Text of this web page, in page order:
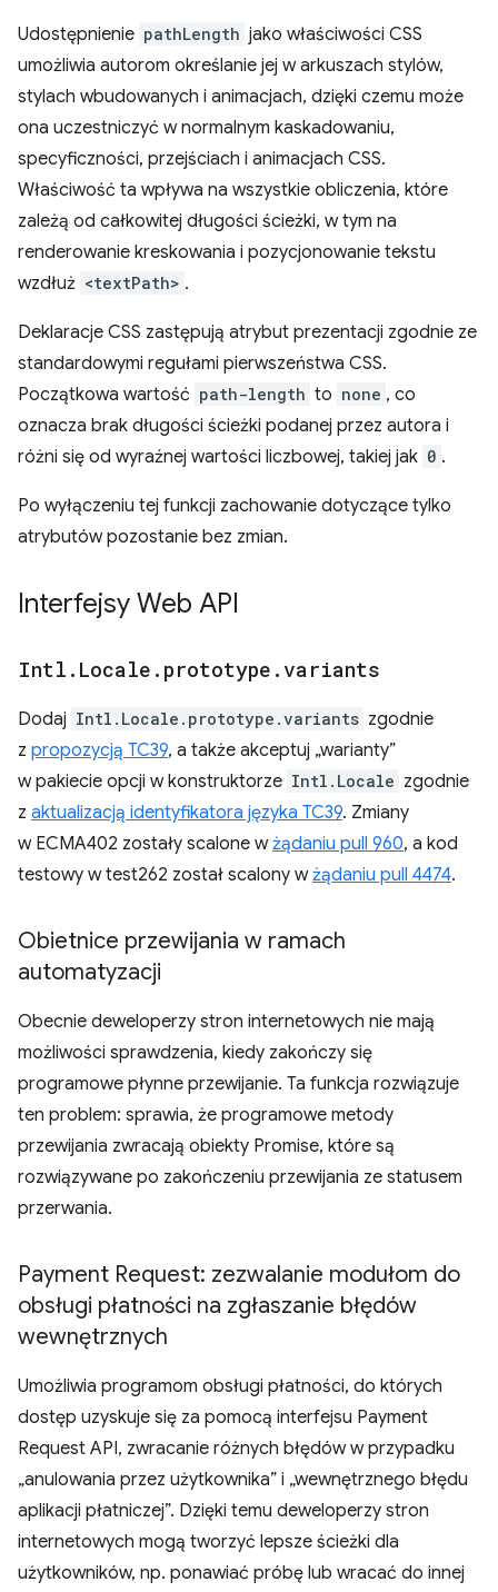
Udostępnienie pathLength jako właściwości CSS
umożliwia autorom określanie jej w arkuszach stylów,
stylach wbudowanych i animacjach, dzięki czemu może
ona uczestniczyć w normalnym kaskadowaniu,
specyficzności, przejściach i animacjach CSS.
Właściwość ta wpływa na wszystkie obliczenia, które
zależą od całkowitej długości ścieżki, w tym na
renderowanie kreskowania i pozycjonowanie tekstu
wzdłuż <textPath> .
Deklaracje CSS zastępują atrybut prezentacji zgodnie ze
standardowymi regułami pierwszeństwa CSS.
Początkowa wartość path-length to none , co
oznacza brak długości ścieżki podanej przez autora i
różni się od wyraźnej wartości liczbowej, takiej jak 0 .
Po wyłączeniu tej funkcji zachowanie dotyczące tylko
atrybutów pozostanie bez zmian.
Interfejsy Web API
Intl . Locale . prototype . variants
Dodaj Intl.Locale.prototype.variants zgodnie
z propozycją TC39, a także akceptuj „warianty”
w pakiecie opcji w konstruktorze Intl.Locale zgodnie
z aktualizacją identyfikatora języka TC39. Zmiany
w ECMA402 zostały scalone wżądaniu pull 960, a kod
testowy w test262 został scalony wżądaniu pull 4474.
Obietnice przewijania w ramach
automatyzacji
Obecnie deweloperzy stron internetowych nie mają
możliwości sprawdzenia, kiedy zakończy się
programowe płynne przewijanie. Ta funkcja rozwiązuje
ten problem: sprawia, że programowe metody
przewijania zwracają obiekty Promise, które są
rozwiązywane po zakończeniu przewijania ze statusem
przerwania.
Payment Request: zezwalanie modułom do
obsługi płatności na zgłaszanie błędów
wewnętrznych
Umożliwia programom obsługi płatności, do których
dostęp uzyskuje się za pomocą interfejsu Payment
Request API, zwracanie różnych błędów w przypadku
„anulowania przez użytkownika” i „wewnętrznego błędu
aplikacji płatniczej”. Dzięki temu deweloperzy stron
internetowych mogą tworzyć lepsze ścieżki dla
użytkowników, np. ponawiać próbę lub wracać do innej